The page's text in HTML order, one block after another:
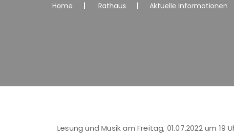
Home Rathaus Aktuelle Informationen
Lesung und Musik am Freitag, 01.07.2022 um 19